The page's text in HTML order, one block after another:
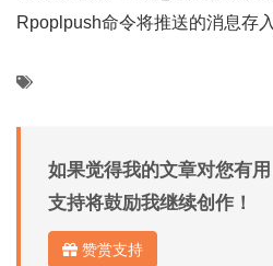
Rpoplpush命令将推送的消息存
如果觉得我的文章对您有
支持将鼓励我继续创作！
赞赏支持